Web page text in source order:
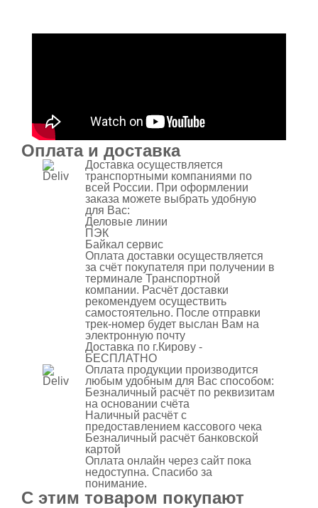
Оплата и доставка
Доставка осуществляется
транспортными компаниями по
всей России. При оформлении
заказа можете выбрать удобную
для Вас:
Деловые линии
ПЭК
Байкал сервис
Оплата доставки осуществляется
за счёт покупателя при получении в
терминале Транспортной
компании. Расчёт доставки
рекомендуем осуществить
самостоятельно. После отправки
трек-номер будет выслан Вам на
электронную почту
Доставка по г.Кирову -
БЕСПЛАТНО
Оплата продукции производится
любым удобным для Вас способом:
Безналичный расчёт по реквизитам
на основании счёта
Наличный расчёт с
предоставлением кассового чека
Безналичный расчёт банковской
картой
Оплата онлайн через сайт пока
недоступна. Спасибо за
понимание.
С этим товаром покупают